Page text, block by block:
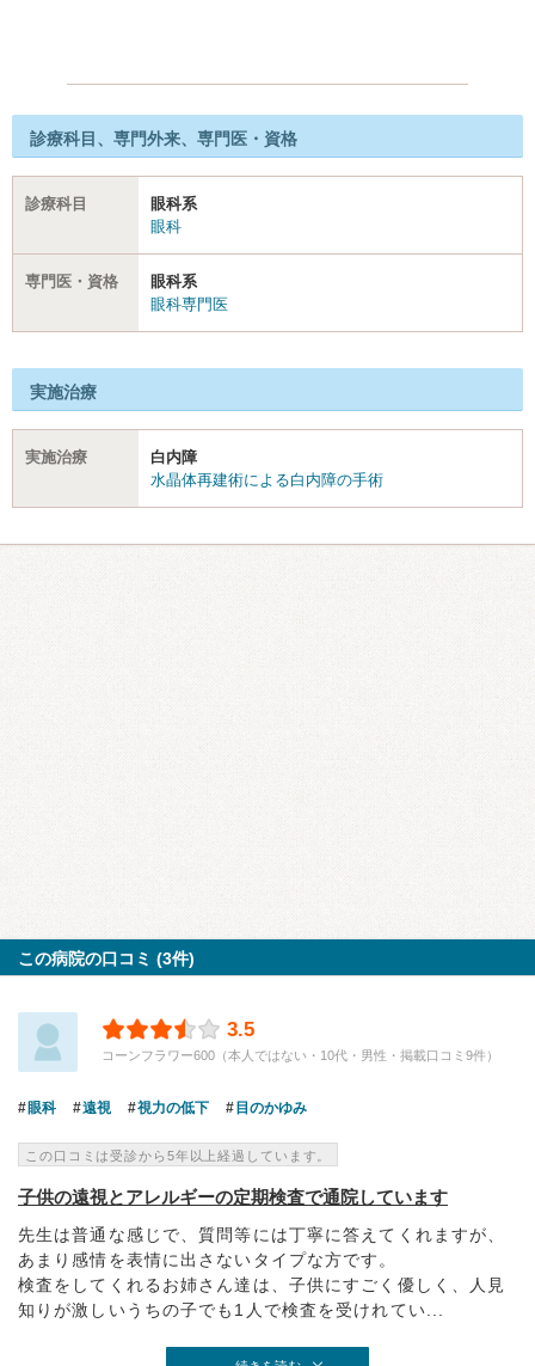
診療科目、専門外来、専門医・資格
診療科目
眼科系
眼科
専門医・資格
眼科系
眼科専門医
実施治療
実施治療
白内障
水晶体再建術による白内障の手術
この病院の口コミ (3件)
3.5
コーンフラワー600（本人ではない・10代・男性・掲載口コミ9件）
眼科 遠視 視力の低下 目のかゆみ
この口コミは受診から5年以上経過しています。
子供の遠視とアレルギーの定期検査で通院しています
先生は普通な感じで、質問等には丁寧に答えてくれますが、
あまり感情を表情に出さないタイプな方です。
検査をしてくれるお姉さん達は、子供にすごく優しく、人見
知りが激しいうちの子でも1人で検査を受けれてい...